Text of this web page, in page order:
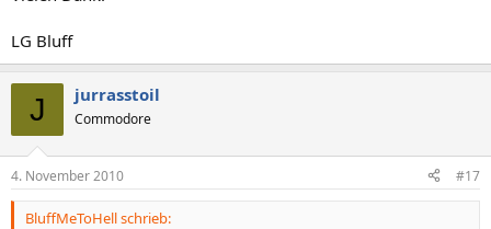
LG Bluff
J jurrasstoil
Commodore
4. November 2010 #17
BluffMeToHell schrieb: